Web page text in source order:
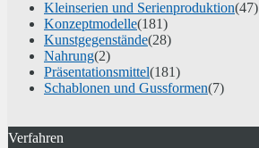
Kleinserien und Serienproduktion(47)
Konzeptmodelle(181)
Kunstgegenstände(28)
Nahrung(2)
Präsentationsmittel(181)
Schablonen und Gussformen(7)
Verfahren